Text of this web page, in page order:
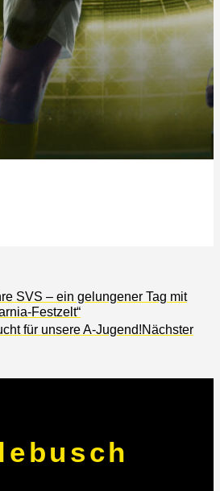
SVS – ein gelungener Tag mit
Festzelt“
für unsere A-Jugend!Nächster